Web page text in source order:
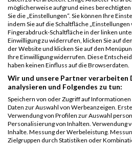
B2RUN
München
Teamwertung
mixed
32221 -
Ludwig
-
Strobl
Legende:
GPos = Geschlechter Position, KPos =
Team Position, DNS = Did not start,
Disqualifiziert
möglicherweise aufgrund eines
Sie die „Einstellungen“. Sie können Ihre
indem Sie auf die Schaltfläche
Fingerabdruck-Schaltfläche in der linken
Einwilligung zu widerrufen, klicken Sie auf
der Website und klicken Sie auf den
Ihre Einwilligung widerrufen. Diese
haben keinen Einfluss auf die Browserdaten.
Wir und unsere Partner verarbeiten
analysieren und Folgendes zu tun:
Speichern von oder Zugriff auf
Daten zur Auswahl von Werbeanzeigen.
Verwendung von Profilen zur Auswahl
Personalisierung von Inhalten. Verwendung
Inhalte. Messung der Werbeleistung.
Zielgruppen durch Statistiken oder